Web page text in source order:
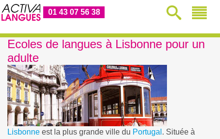
01 43 07 56 38
Ecoles de langues à Lisbonne pour un
adulte
Lisbonne est la plus grande ville du Portugal . Située à